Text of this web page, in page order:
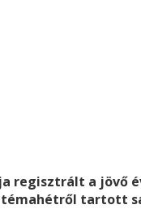
regisztrált a jövő
tartott